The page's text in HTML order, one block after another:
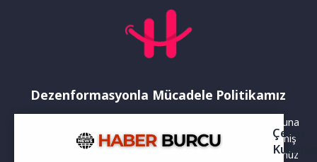
Dezenformasyonla Mücadele Politikamız
Yayınlanan haberler doğruluk ilkesi gözetilerek hazırlanır. Buna
rağmen bazı içeriklerde eksik, hatalı veya güncelliğini yitirmiş
bilgiler bulunabilir.Yanlış veya yanıltıcı olduğunu düşündüğünüz
Çerez